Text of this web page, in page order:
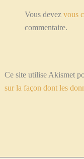
Vous devez vous
commentaire.
Ce site utilise Akismet
sur la façon dont les